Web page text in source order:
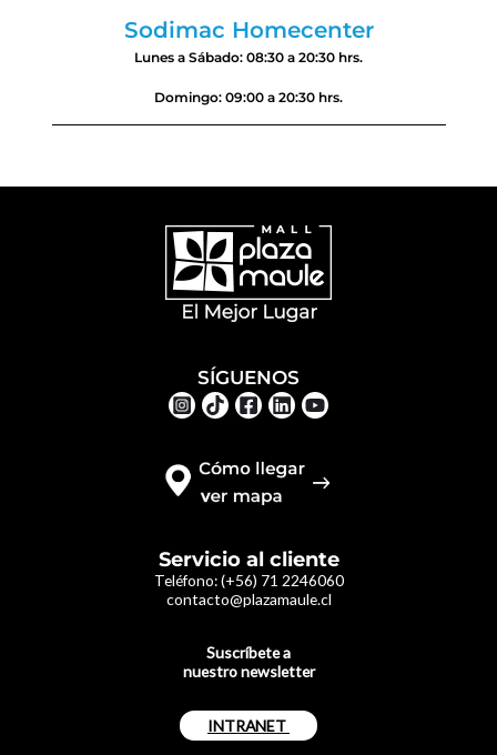
Sodimac Homecenter
Lunes a Sábado: 08:30 a 20:30 hrs.
Domingo: 09:00 a 20:30 hrs.
Servicio al cliente
Teléfono:(+56) 71 2246060
contacto@plazamaule.cl
SÍGUENOS
Suscríbete a
nuestro newsletter
INTRANET